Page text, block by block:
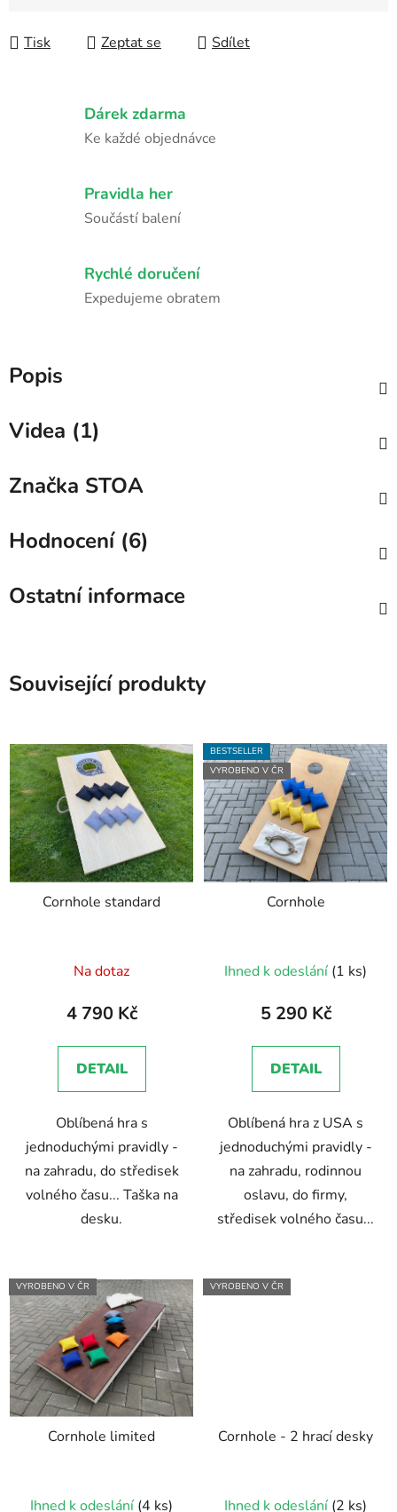
Tisk Zeptat se Sdílet
Dárek zdarma
Ke každé objednávce
Pravidla her
Součástí balení
Rychlé doručení
Expedujeme obratem
Popis
Videa (1)
Značka STOA
Hodnocení (6)
Ostatní informace
Související produkty
Cornhole standard
hodnocení
produktu
5,0
z
hvězdiček.
Na dotaz
4 790 Kč
DETAIL
Oblíbená hra s
jednoduchými pravidly -
na zahradu, do středisek
volného času... Taška na
desku.
BESTSELLER
VYROBENO V ČR
Cornhole
hodnocení
produktu
5,0
z
hvězdiček.
Ihned k odeslání (1 ks)
5 290 Kč
DETAIL
Oblíbená hra z USA s
jednoduchými pravidly -
na zahradu, rodinnou
oslavu, do firmy,
středisek volného času...
VYROBENO V ČR
Cornhole limited
Ihned k odeslání (4 ks)
VYROBENO V ČR
Cornhole - 2 hrací desky
Ihned k odeslání (2 ks)